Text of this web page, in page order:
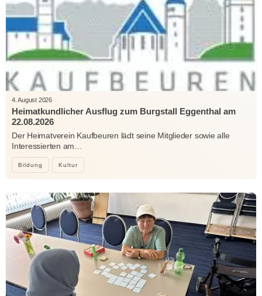
Bildung Kultur
4. August 2026
Heimatkundlicher Ausflug zum Burgstall Eggenthal am
22.08.2026
Der Heimatverein Kaufbeuren lädt seine Mitglieder sowie alle
Interessierten am…